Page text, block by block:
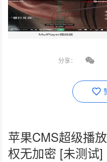
分享：
苹果CMS超级播
权无加密 [未测试]